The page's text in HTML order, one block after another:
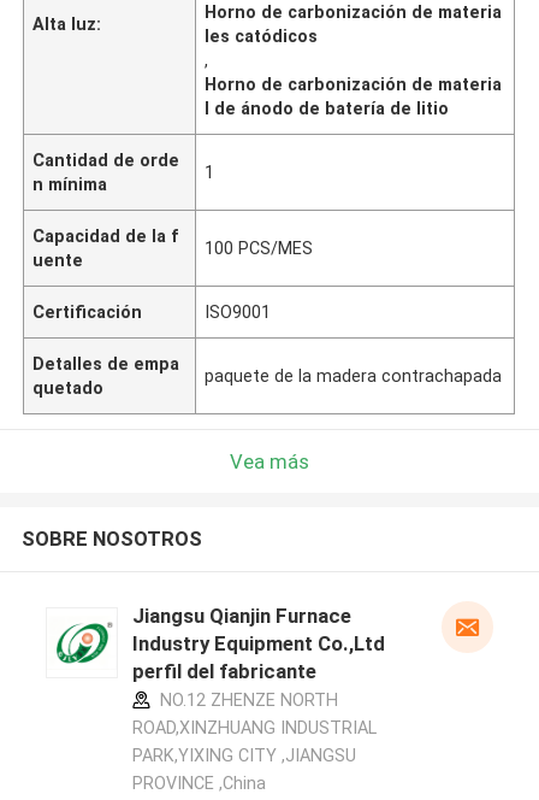
Alta luz:
Horno de carbonización de materia
les catódicos
,
Horno de carbonización de materia
l de ánodo de batería de litio
Cantidad de orde
n mínima
1
Capacidad de la f
uente
100 PCS/MES
Certificación ISO9001
Detalles de empa
quetado
paquete de la madera contrachapada
Vea más
SOBRE NOSOTROS
Jiangsu Qianjin Furnace
Industry Equipment Co.,Ltd
perfil del fabricante
NO.12 ZHENZE NORTH
ROAD,XINZHUANG INDUSTRIAL
PARK,YIXING CITY ,JIANGSU
PROVINCE ,China